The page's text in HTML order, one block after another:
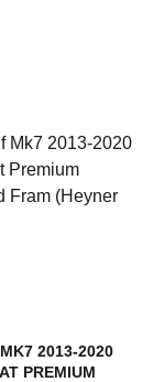
2013-2020
PREMIUM